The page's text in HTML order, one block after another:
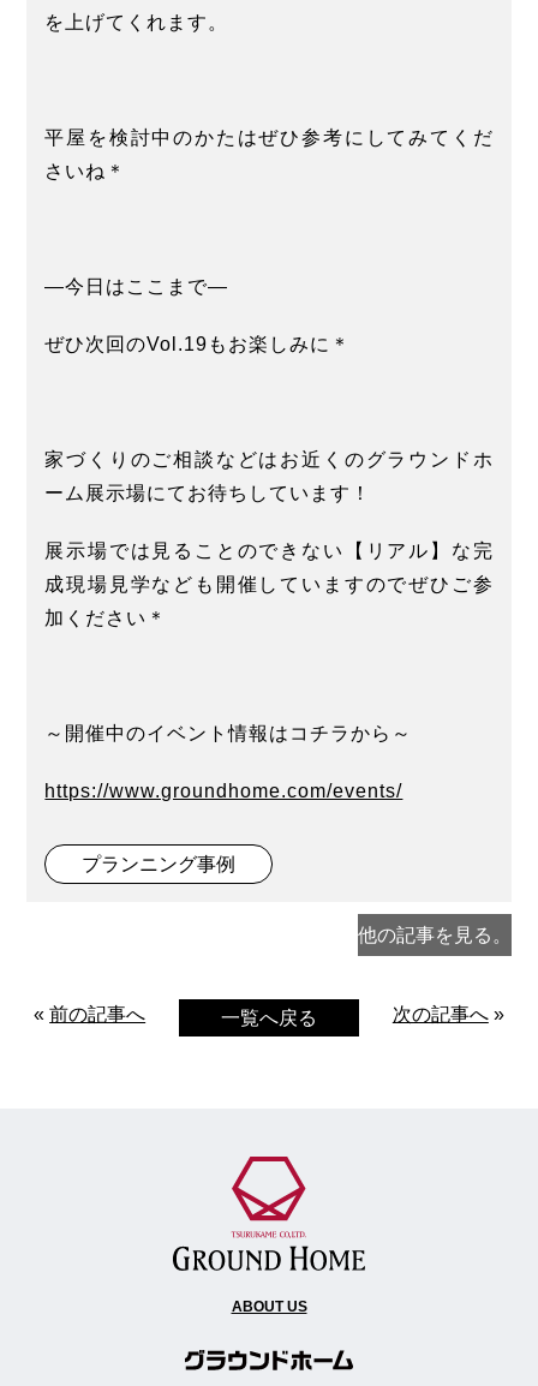
を上げてくれます。
平屋を検討中のかたはぜひ参考にしてみてくだ
さいね＊
―今日はここまで―
ぜひ次回のVol.19もお楽しみに＊
家づくりのご相談などはお近くのグラウンドホ
ーム展示場にてお待ちしています！
展示場では見ることのできない【リアル】な完
成現場見学なども開催していますのでぜひご参
加ください＊
～開催中のイベント情報はコチラから～
https://www.groundhome.com/events/
プランニング事例
他の記事を見る。
«前の記事へ 一覧へ戻る 次の記事へ»
ABOUT US